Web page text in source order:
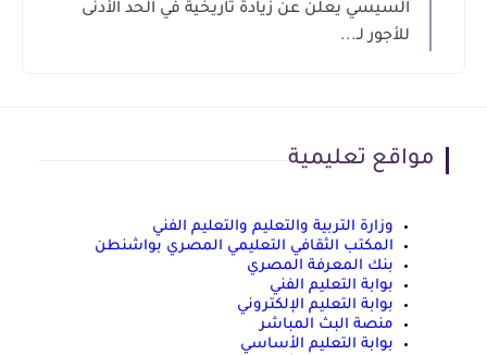
السيسي يعلن عن زيادة تاريخية في الحد الأدنى
للأجور لـ...
مواقع تعليمية
وزارة التربية والتعليم والتعليم الفني
المكتب الثقافي التعليمي المصري بواشنطن
بنك المعرفة المصري
بوابة التعليم الفني
بوابة التعليم الإلكتروني
منصة البث المباشر
بوابة التعليم الأساسي